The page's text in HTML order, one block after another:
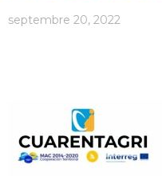
septembre 20, 2022